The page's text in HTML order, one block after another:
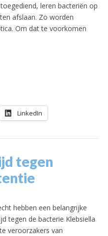
leren bacteriën op
afslaan. Zo worden
Om dat te voorkomen
LinkedIn
tegen
hebben een belangrijke
tegen de bacterie Klebsiella
veroorzakers van